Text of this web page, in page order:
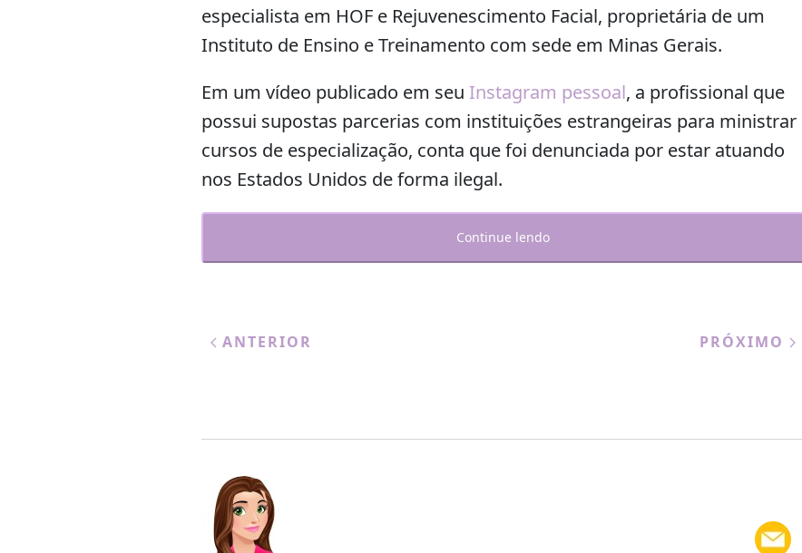
para
ou
o
volume.
especialista em HOF e Rejuvenescimento Facial, proprietária de um
Instituto de Ensino e Treinamento com sede em Minas Gerais.
Em um vídeo publicado em seu Instagram pessoal, a profissional que
possui supostas parcerias com instituições estrangeiras para ministrar
cursos de especialização, conta que foi denunciada por estar atuando
nos Estados Unidos de forma ilegal.
Continue lendo
ANTERIOR PRÓXIMO